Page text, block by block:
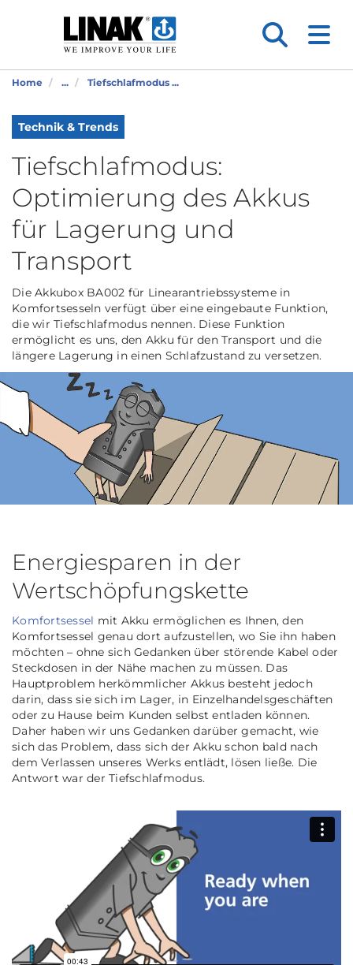
Home ... Tiefschlafmodus ...
Technik & Trends
Tiefschlafmodus:
Optimierung des Akkus
für Lagerung und
Transport
Die Akkubox BA002 für Linearantriebssysteme in
Komfortsesseln verfügt über eine eingebaute Funktion,
die wir Tiefschlafmodus nennen. Diese Funktion
ermöglicht es uns, den Akku für den Transport und die
längere Lagerung in einen Schlafzustand zu versetzen.
Energiesparen in der
Wertschöpfungskette
Komfortsessel mit Akku ermöglichen es Ihnen, den
Komfortsessel genau dort aufzustellen, wo Sie ihn haben
möchten – ohne sich Gedanken über störende Kabel oder
Steckdosen in der Nähe machen zu müssen. Das
Hauptproblem herkömmlicher Akkus besteht jedoch
darin, dass sie sich im Lager, in Einzelhandelsgeschäften
oder zu Hause beim Kunden selbst entladen können.
Daher haben wir uns Gedanken darüber gemacht, wie
sich das Problem, dass sich der Akku schon bald nach
dem Verlassen unseres Werks entlädt, lösen ließe. Die
Antwort war der Tiefschlafmodus.